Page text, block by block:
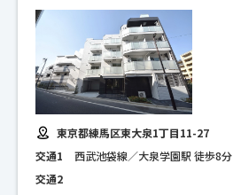
東京都練馬区東大泉1丁目11-27
交通1
西武池袋線／大泉学園駅 徒歩8分
交通2